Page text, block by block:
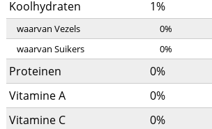
Koolhydraten 1%
waarvan Vezels 0%
waarvan Suikers
0%
Proteinen 0%
Vitamine A
0%
Vitamine C
0%